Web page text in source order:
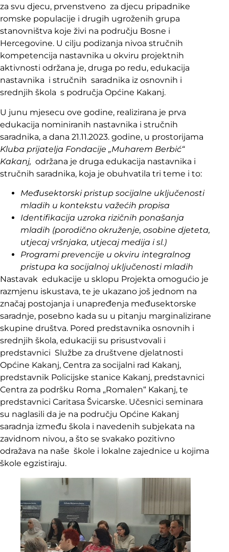
za svu djecu, prvenstveno za djecu pripadnike
romske populacije i drugih ugroženih grupa
stanovništva koje živi na području Bosne i
Hercegovine. U cilju podizanja nivoa stručnih
kompetencija nastavnika u okviru projektnih
aktivnosti održana je, druga po redu, edukacija
nastavnika i stručnih saradnika iz osnovnih i
srednjih škola s područja Općine Kakanj.
U junu mjesecu ove godine, realizirana je prva
edukacija nominiranih nastavnika i stručnih
saradnika, a dana 21.11.2023. godine, u prostorijama
Kluba prijatelja Fondacije „Muharem Berbić“
Kakanj, održana je druga edukacija nastavnika i
stručnih saradnika, koja je obuhvatila tri teme i to:
Međusektorski pristup socijalne uključenosti
mladih u kontekstu važećih propisa
Identifikacija uzroka rizičnih ponašanja
mladih (porodično okruženje, osobine djeteta,
utjecaj vršnjaka, utjecaj medija i sl.)
Programi prevencije u okviru integralnog
pristupa ka socijalnoj uključenosti mladih
Nastavak edukacije u sklopu Projekta omogućio je
razmjenu iskustava, te je ukazano još jednom na
značaj postojanja i unapređenja međusektorske
saradnje, posebno kada su u pitanju marginalizirane
skupine društva. Pored predstavnika osnovnih i
srednjih škola, edukaciji su prisustvovali i
predstavnici Službe za društvene djelatnosti
Općine Kakanj, Centra za socijalni rad Kakanj,
predstavnik Policijske stanice Kakanj, predstavnici
Centra za podršku Roma „Romalen“ Kakanj, te
predstavnici Caritasa Švicarske. Učesnici seminara
su naglasili da je na području Općine Kakanj
saradnja između škola i navedenih subjekata na
zavidnom nivou, a što se svakako pozitivno
odražava na naše škole i lokalne zajednice u kojima
škole egzistiraju.